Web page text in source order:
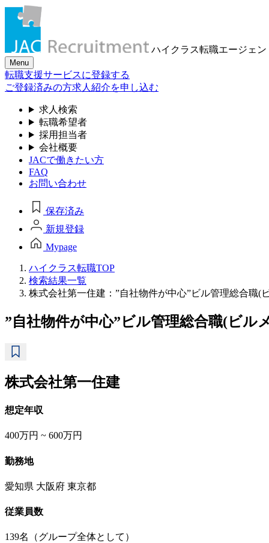
ハイクラス転職エージェン
Menu
転職支援サービスに登録する
ご登録済みの方求人紹介を申し込む
求人検索
転職希望者
採用担当者
会社概要
JACで働きたい方
FAQ
お問い合わせ
保存済み
新規登録
Mypage
ハイクラス転職TOP
検索結果一覧
株式会社第一住建：”自社物件が中心”ビル管理総合職
”自社物件が中心”ビル管理総合職(ビ
株式会社第一住建
想定年収
400万円 ~ 600万円
勤務地
愛知県 大阪府 東京都
従業員数
139名（グループ全体として）